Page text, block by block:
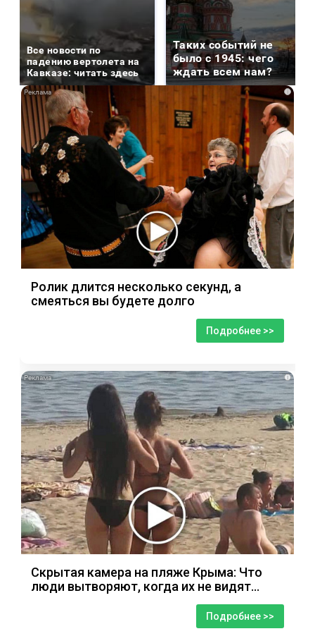
Все новости по
падению вертолета на
Кавказе: читать здесь
Таких событий не
было с 1945: чего
ждать всем нам?
i
Ролик длится несколько секунд, а
смеяться вы будете долго
Подробнее >>
i
Скрытая камера на пляже Крыма: Что
люди вытворяют, когда их не видят...
Подробнее >>